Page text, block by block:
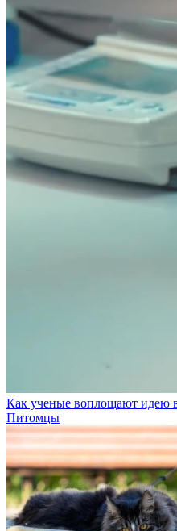
Как ученые воплощают идею
Питомцы